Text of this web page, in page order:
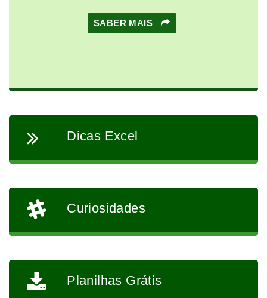
SABER MAIS
Dicas Excel
Curiosidades
Planilhas Grátis